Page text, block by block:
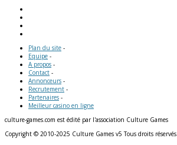
Plan du site -
Equipe -
A propos -
Contact -
Annonceurs -
Recrutement -
Partenaires -
Meilleur casino en ligne
culture-games.com est édité par l'association Culture Games
Copyright © 2010-2025 Culture Games v5 Tous droits réservés.